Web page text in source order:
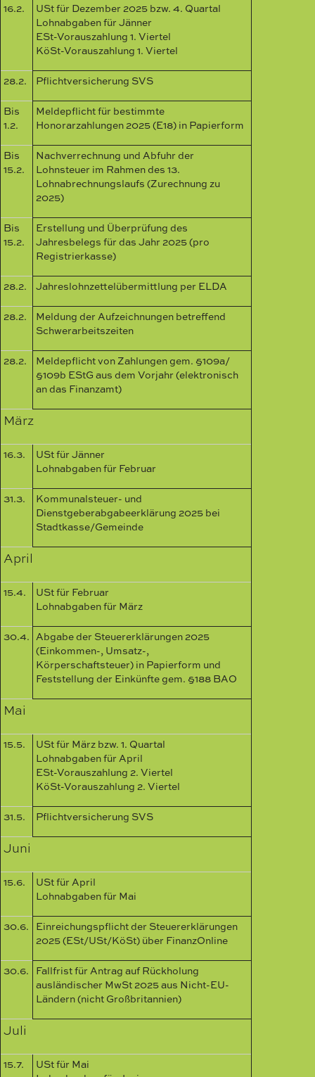
16.2.
USt für Dezember 2025 bzw. 4. Quartal
Lohnabgaben für Jänner
ESt-Vorauszahlung 1. Viertel
KöSt-Vorauszahlung 1. Viertel
28.2. Pflichtversicherung SVS
Bis
1.2.
Meldepflicht für bestimmte
Honorarzahlungen 2025 (E18) in Papierform
Bis
15.2.
Nachverrechnung und Abfuhr der
Lohnsteuer im Rahmen des 13.
Lohnabrechnungslaufs (Zurechnung zu
2025)
Bis
15.2.
Erstellung und Überprüfung des
Jahresbelegs für das Jahr 2025 (pro
Registrierkasse)
28.2. Jahreslohnzettelübermittlung per ELDA
28.2.
Meldung der Aufzeichnungen betreffend
Schwerarbeitszeiten
28.2.
Meldepflicht von Zahlungen gem. §109a/
§109b EStG aus dem Vorjahr (elektronisch
an das Finanzamt)
März
16.3.
USt für Jänner
Lohnabgaben für Februar
31.3.
Kommunalsteuer- und
Dienstgeberabgabeerklärung 2025 bei
Stadtkasse/Gemeinde
April
15.4.
USt für Februar
Lohnabgaben für März
30.4. Abgabe der Steuererklärungen 2025
(Einkommen-, Umsatz-,
Körperschaftsteuer) in Papierform und
Feststellung der Einkünfte gem. §188 BAO
Mai
15.5.
USt für März bzw. 1. Quartal
Lohnabgaben für April
ESt-Vorauszahlung 2. Viertel
KöSt-Vorauszahlung 2. Viertel
31.5. Pflichtversicherung SVS
Juni
15.6.
USt für April
Lohnabgaben für Mai
30.6.
Einreichungspflicht der Steuererklärungen
2025 (ESt/USt/KöSt) über FinanzOnline
30.6.
Fallfrist für Antrag auf Rückholung
ausländischer MwSt 2025 aus Nicht-EU-
Ländern (nicht Großbritannien)
Juli
15.7.
USt für Mai